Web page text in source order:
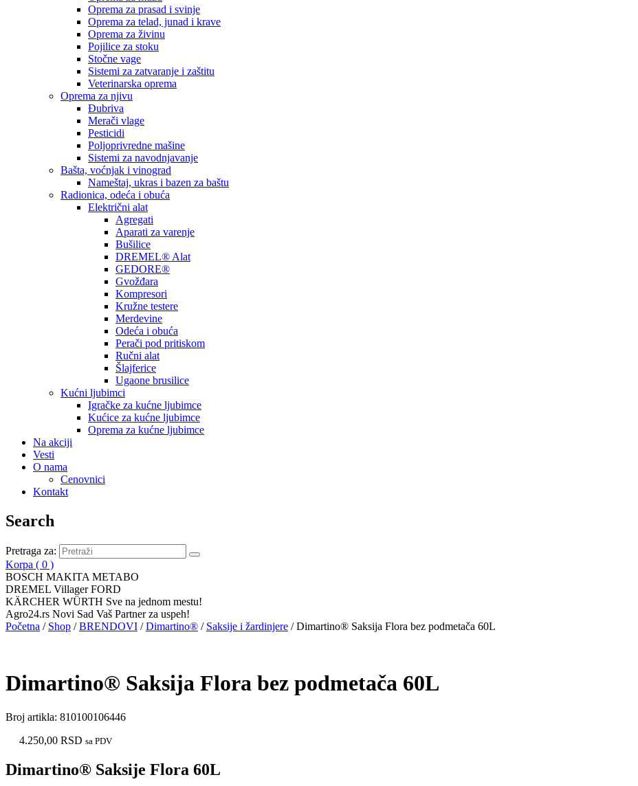
Oprema za prasad i svinje
Oprema za telad, junad i krave
Oprema za živinu
Pojilice za stoku
Stočne vage
Sistemi za zatvaranje i zaštitu
Veterinarska oprema
Oprema za njivu
Đubriva
Merači vlage
Pesticidi
Poljoprivredne mašine
Sistemi za navodnjavanje
Bašta, voćnjak i vinograd
Nameštaj, ukras i bazen za baštu
Radionica, odeća i obuća
Električni alat
Agregati
Aparati za varenje
Bušilice
DREMEL® Alat
GEDORE®
Gvožđara
Kompresori
Kružne testere
Merdevine
Odeća i obuća
Perači pod pritiskom
Ručni alat
Šlajferice
Ugaone brusilice
Kućni ljubimci
Igračke za kućne ljubimce
Kućice za kućne ljubimce
Oprema za kućne ljubimce
Na akciji
Vesti
O nama
Cenovnici
Kontakt
Search
Pretraga za:
Korpa ( 0 )
BOSCH MAKITA METABO
DREMEL Villager FORD
KÄRCHER WÜRTH Sve na jednom mestu!
Agro24.rs Novi Sad Vaš Partner za uspeh!
Početna / Shop /BRENDOVI /Dimartino® / Saksije i žardinjere / Dimartino® Saksija Flora bez podmetača 60L
Dimartino® Saksija Flora bez podmetača 60L
Broj artikla: 810100106446
4.250,00 RSD sa PDV
Dimartino® Saksije Flora 60L